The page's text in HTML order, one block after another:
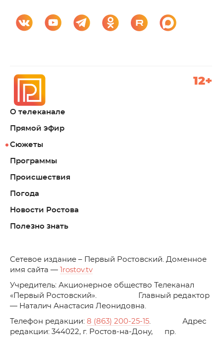
О телеканале
Прямой эфир
Сюжеты
Программы
Происшествия
Погода
Новости Ростова
Полезно знать
12+
Cетевое издание – Первый Ростовский. Доменное
имя сайта —
1rostov.tv
Учредитель: Акционерное общество Телеканал
«Первый Ростовский». Главный редактор
— Наталич Анастасия Леонидовна.
Телефон редакции: 8 (863) 200-25-15. Адрес
редакции: 344022, г. Ростов-на-Дону, пр.